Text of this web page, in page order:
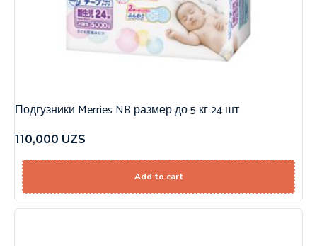
Подгузники Merries NB размер до 5 кг 24 шт
110,000 UZS
Add to cart